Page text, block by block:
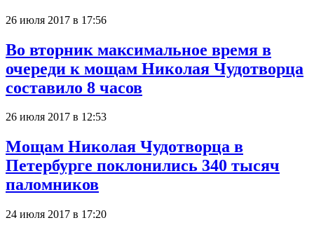
26 июля 2017 в 17:56
Во вторник максимальное время в
очереди к мощам Николая Чудотворца
составило 8 часов
26 июля 2017 в 12:53
Мощам Николая Чудотворца в
Петербурге поклонились 340 тысяч
паломников
24 июля 2017 в 17:20